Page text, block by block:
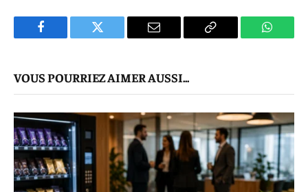
Facebook Twitter
E-
Copier
VOUS POURRIEZ AIMER AUSSI...